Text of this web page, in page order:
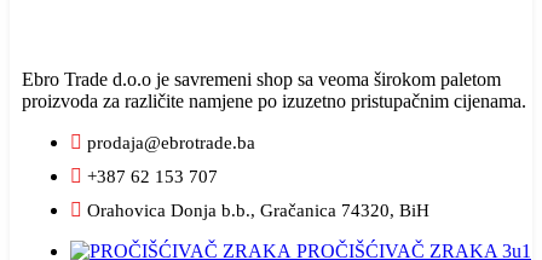
Ebro Trade d.o.o je savremeni shop sa veoma širokom paletom
proizvoda za različite namjene po izuzetno pristupačnim cijenama.
prodaja@ebrotrade.ba
+387 62 153 707
Orahovica Donja b.b., Gračanica 74320, BiH
PROČIŠĆIVAČ ZRAKA 3u1